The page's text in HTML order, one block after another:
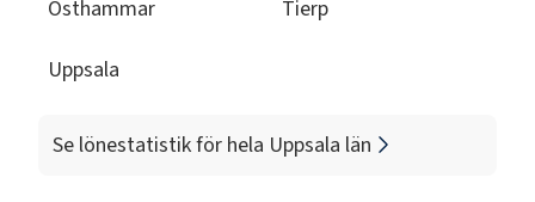
Östhammar Tierp
Uppsala
Se lönestatistik för hela Uppsala län